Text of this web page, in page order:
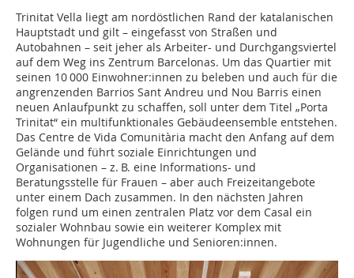
Trinitat Vella liegt am nordöstlichen Rand der katalanischen
Hauptstadt und gilt – eingefasst von Straßen und
Autobahnen – seit jeher als Arbeiter- und Durchgangsviertel
auf dem Weg ins Zentrum Barcelonas. Um das Quartier mit
seinen 10 000 Einwohner:innen zu beleben und auch für die
angrenzenden Barrios Sant Andreu und Nou Barris einen
neuen Anlaufpunkt zu schaffen, soll unter dem Titel „Porta
Trinitat“ ein multifunktionales Gebäudeensemble entstehen.
Das Centre de Vida ­Comunitària macht den Anfang auf dem
Gelände und führt soziale Einrichtungen und
Organisationen – z. B. eine Informations- und
Beratungsstelle für Frauen – aber auch Freizeitangebote
unter einem Dach zusammen. In den nächsten Jahren
folgen rund um einen zentralen Platz vor dem Casal ein
sozialer Wohnbau sowie ein weiterer Komplex mit
Wohnungen für Jugendliche und Senioren:innen.